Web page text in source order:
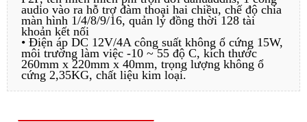
audio vào ra hỗ trợ đàm thoại hai chiều, chế độ chia
màn hình 1/4/8/9/16, quản lý đồng thời 128 tài
khoản kết nối
• Điện áp DC 12V/4A công suất không ổ cứng 15W,
môi trường làm việc -10 ~ 55 độ C, kích thước
260mm x 220mm x 40mm, trọng lượng không ổ
cứng 2,35KG, chất liệu kim loại.